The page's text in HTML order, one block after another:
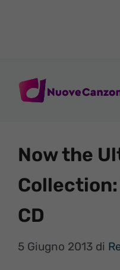
Now the
CD
5 Giugno 2013 di